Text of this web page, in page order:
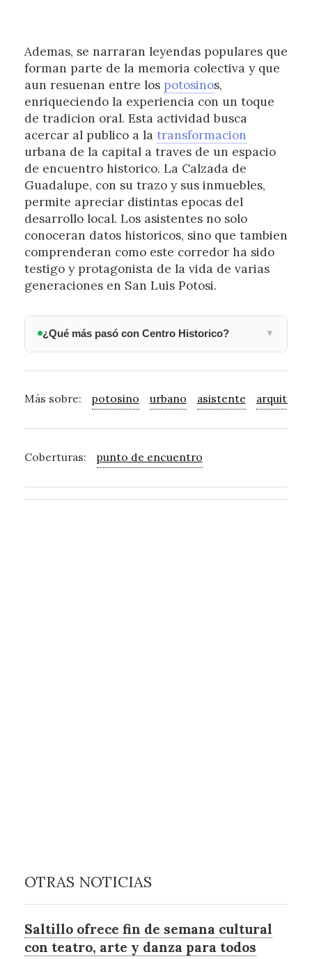
Ademas, se narraran leyendas populares que
forman parte de la memoria colectiva y que
aun resuenan entre los potosinos,
enriqueciendo la experiencia con un toque
de tradicion oral. Esta actividad busca
acercar al publico a la transformacion
urbana de la capital a traves de un espacio
de encuentro historico. La Calzada de
Guadalupe, con su trazo y sus inmuebles,
permite apreciar distintas epocas del
desarrollo local. Los asistentes no solo
conoceran datos historicos, sino que tambien
comprenderan como este corredor ha sido
testigo y protagonista de la vida de varias
generaciones en San Luis Potosi.
¿Qué más pasó con Centro Historico? ▼
Más sobre: potosino urbano asistente
Coberturas: punto de encuentro
OTRAS NOTICIAS
Saltillo ofrece fin de semana cultural
con teatro, arte y danza para todos